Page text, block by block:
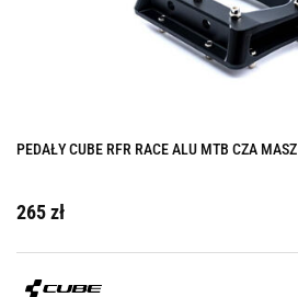
PEDAŁY CUBE RFR RACE ALU MTB CZA MASZ
265 zł